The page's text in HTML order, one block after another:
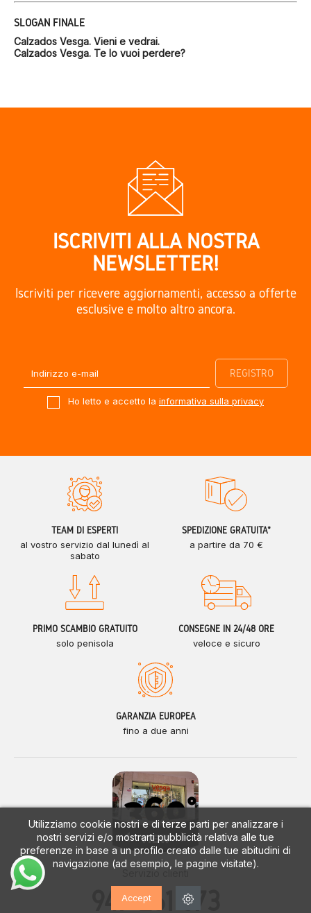
Utilizziamo cookie nostri e di terze parti per analizzare i
nostri servizi e/o mostrarti pubblicità relativa alle tue
preferenze in base a un profilo creato dalle tue abitudini di
navigazione (ad esempio, le pagine visitate).
Accept
SLOGAN FINALE
Calzados Vesga. Vieni e vedrai.
Calzados Vesga. Te lo vuoi perdere?
ISCRIVITI ALLA NOSTRA
NEWSLETTER!
Iscriviti per ricevere aggiornamenti, accesso a offerte
esclusive e molto altro ancora.
Ho letto e accetto la informativa sulla privacy
TEAM DI ESPERTI
al vostro servizio dal lunedì al
sabato
SPEDIZIONE GRATUITA*
a partire da 70 €
PRIMO SCAMBIO GRATUITO
solo penisola
CONSEGNE IN 24/48 ORE
veloce e sicuro
GARANZIA EUROPEA
fino a due anni
Servizio clienti
947 261 673